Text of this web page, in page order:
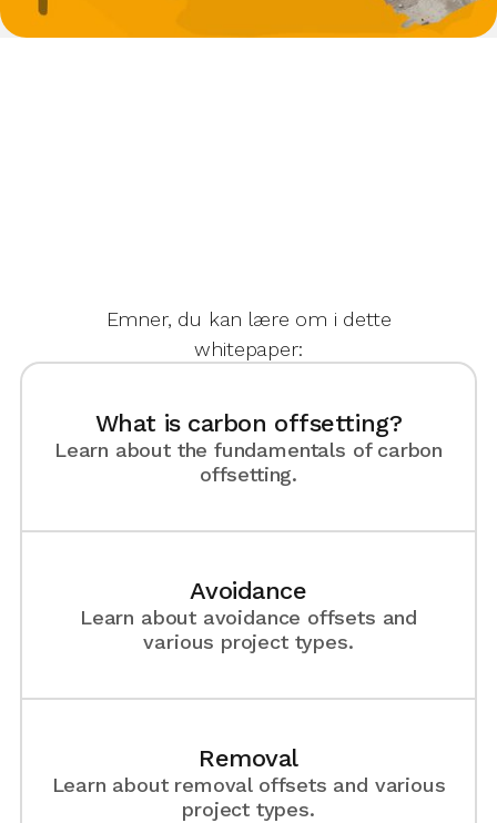
Emner, du kan lære om i dette
whitepaper:
What is carbon offsetting?
Learn about the fundamentals of carbon
offsetting.
Avoidance
Learn about avoidance offsets and
various project types.
Removal
Learn about removal offsets and various
project types.